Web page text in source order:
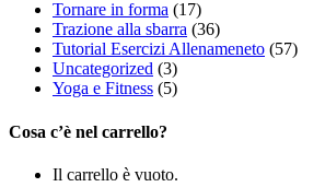
Tornare in forma (17)
Trazione alla sbarra (36)
Tutorial Esercizi Allenameneto (57)
Uncategorized (3)
Yoga e Fitness (5)
Cosa c’è nel carrello?
Il carrello è vuoto.